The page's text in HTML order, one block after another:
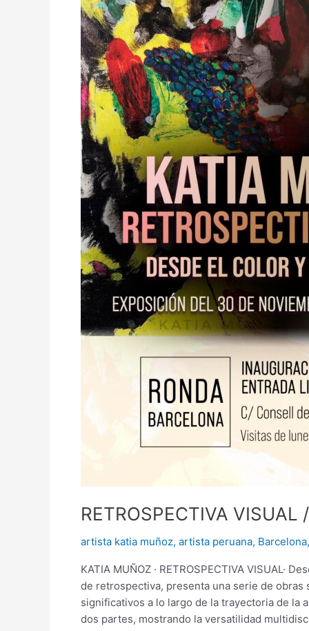
RETROSPECTIVA VISUAL
artista katia muñoz, artista peruana, Barcelona,
KATIA MUÑOZ · RETROSPECTIVA VISUAL·
de retrospectiva, presenta una serie de
significativos a lo largo de la trayectoria de la
dos partes, mostrando la versatilidad